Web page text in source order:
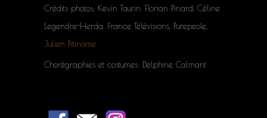
Crédits photos: Kevin Taurin, Florian Pinard, Céline
Legendre-Herda, France Télévisions, Purepeole,
Julien Pitinome
Chorégraphies et costumes: Delphine Calmant